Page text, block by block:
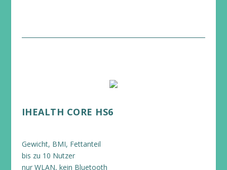
IHEALTH CORE HS6
Gewicht, BMI, Fettanteil
bis zu 10 Nutzer
nur WLAN, kein Bluetooth